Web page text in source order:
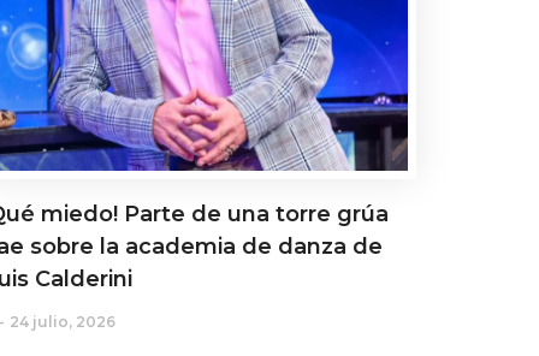
miedo! Parte de una torre grúa
sobre la academia de danza de
Calderini
24 julio, 2026